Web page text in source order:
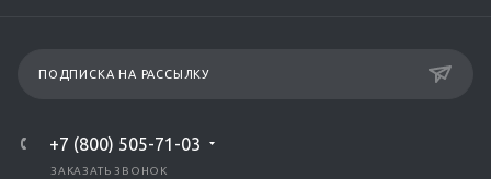
ПОДПИСКА НА РАССЫЛКУ
+7 (800) 505-71-03
ЗАКАЗАТЬ ЗВОНОК